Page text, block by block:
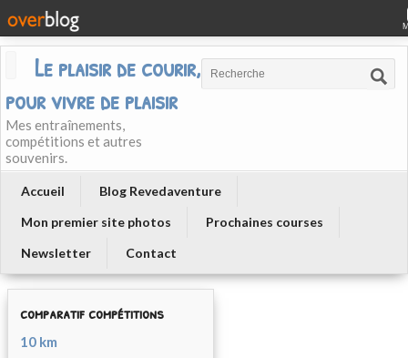
Le plaisir de courir, courir
pour vivre de plaisir
Mes entraînements,
compétitions et autres
souvenirs.
Accueil
Blog Revedaventure
Mon premier site photos
Prochaines courses
Newsletter
Contact
comparatif compétitions
10 km